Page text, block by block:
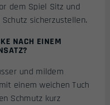
dem Spiel Sitz und
sicherzustellen.
NACH EINEM
und mildem
einem weichen Tuch
Schmutz kurz